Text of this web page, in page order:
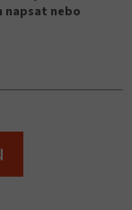
napsat nebo